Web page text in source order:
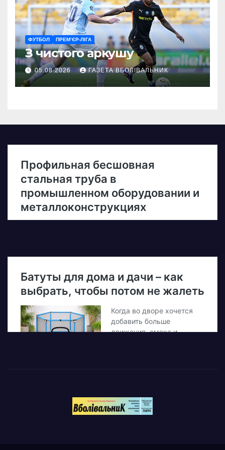
ФУТБОЛ ПРЕМ’ЄР-ЛІГА
З чистого аркушу
05.08.2026 ГАЗЕТА ВБОЛІВАЛЬНИК